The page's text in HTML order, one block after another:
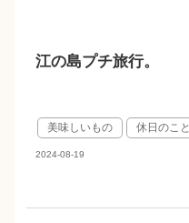
江の島プチ旅行。
美味しいもの 休日のこと
2024-08-19